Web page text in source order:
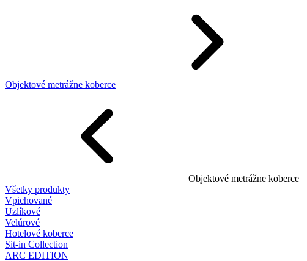
Objektové metrážne koberce
Objektové metrážne koberce
Všetky produkty
Vpichované
Uzlíkové
Velúrové
Hotelové koberce
Sit-in Collection
ARC EDITION